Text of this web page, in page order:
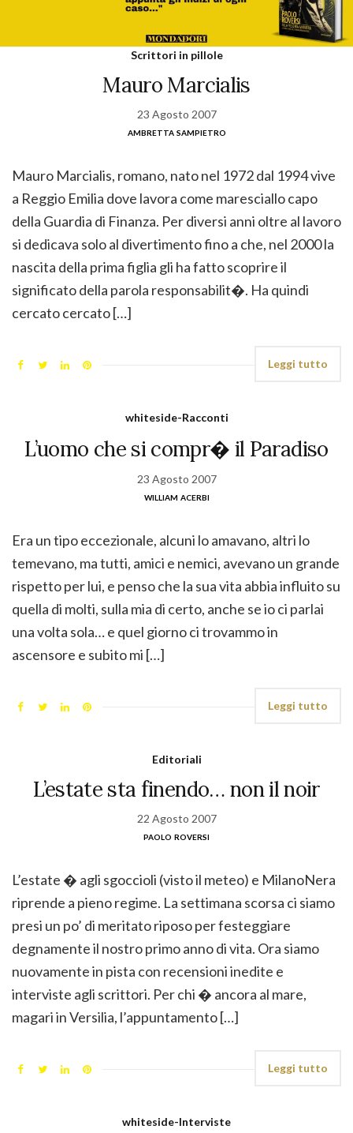
Scrittori in pillole
Mauro Marcialis
23 Agosto 2007
ambretta sampietro
Mauro Marcialis, romano, nato nel 1972 dal 1994 vive
a Reggio Emilia dove lavora come maresciallo capo
della Guardia di Finanza. Per diversi anni oltre al lavoro
si dedicava solo al divertimento fino a che, nel 2000 la
nascita della prima figlia gli ha fatto scoprire il
significato della parola responsabilit�. Ha quindi
cercato cercato […]
Leggi tutto
whiteside-Racconti
L’uomo che si compr� il Paradiso
23 Agosto 2007
william acerbi
Era un tipo eccezionale, alcuni lo amavano, altri lo
temevano, ma tutti, amici e nemici, avevano un grande
rispetto per lui, e penso che la sua vita abbia influito su
quella di molti, sulla mia di certo, anche se io ci parlai
una volta sola… e quel giorno ci trovammo in
ascensore e subito mi […]
Leggi tutto
Editoriali
L’estate sta finendo… non il noir
22 Agosto 2007
paolo roversi
L’estate � agli sgoccioli (visto il meteo) e MilanoNera
riprende a pieno regime. La settimana scorsa ci siamo
presi un po’ di meritato riposo per festeggiare
degnamente il nostro primo anno di vita. Ora siamo
nuovamente in pista con recensioni inedite e
interviste agli scrittori. Per chi � ancora al mare,
magari in Versilia, l’appuntamento […]
Leggi tutto
whiteside-Interviste